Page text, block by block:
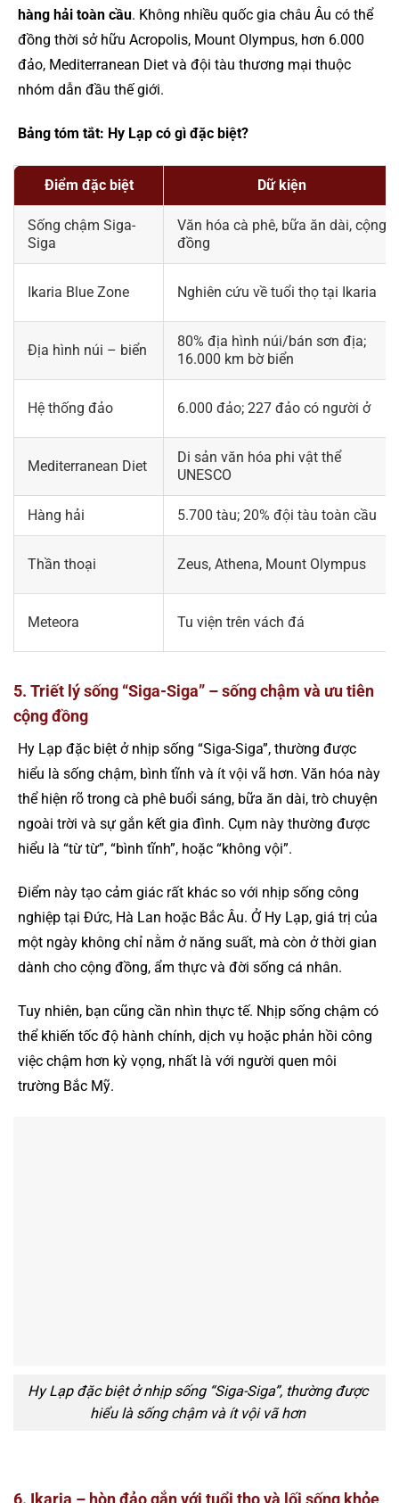
hàng hải toàn cầu. Không nhiều quốc gia châu Âu có thể
đồng thời sở hữu Acropolis, Mount Olympus, hơn 6.000
đảo, Mediterranean Diet và đội tàu thương mại thuộc
nhóm dẫn đầu thế giới.
Bảng tóm tắt: Hy Lạp có gì đặc biệt?
Điểm đặc biệt Dữ kiện
Sống chậm Siga-
Siga
Văn hóa cà phê, bữa ăn dài, cộng
đồng
Ikaria Blue Zone Nghiên cứu về tuổi thọ tại Ikaria
Địa hình núi – biển
80% địa hình núi/bán sơn địa;
16.000 km bờ biển
Hệ thống đảo 6.000 đảo; 227 đảo có người ở
Mediterranean Diet
Di sản văn hóa phi vật thể
UNESCO
Hàng hải 5.700 tàu; 20% đội tàu toàn cầu
Thần thoại Zeus, Athena, Mount Olympus
Meteora Tu viện trên vách đá
5. Triết lý sống “Siga-Siga” – sống chậm và ưu tiên
cộng đồng
Hy Lạp đặc biệt ở nhịp sống “Siga-Siga”, thường được
hiểu là sống chậm, bình tĩnh và ít vội vã hơn. Văn hóa này
thể hiện rõ trong cà phê buổi sáng, bữa ăn dài, trò chuyện
ngoài trời và sự gắn kết gia đình. Cụm này thường được
hiểu là “từ từ”, “bình tĩnh”, hoặc “không vội”.
Điểm này tạo cảm giác rất khác so với nhịp sống công
nghiệp tại Đức, Hà Lan hoặc Bắc Âu. Ở Hy Lạp, giá trị của
một ngày không chỉ nằm ở năng suất, mà còn ở thời gian
dành cho cộng đồng, ẩm thực và đời sống cá nhân.
Tuy nhiên, bạn cũng cần nhìn thực tế. Nhịp sống chậm có
thể khiến tốc độ hành chính, dịch vụ hoặc phản hồi công
việc chậm hơn kỳ vọng, nhất là với người quen môi
trường Bắc Mỹ.
Hy Lạp đặc biệt ở nhịp sống “Siga-Siga”, thường được
hiểu là sống chậm và ít vội vã hơn
6. Ikaria – hòn đảo gắn với tuổi thọ và lối sống khỏe